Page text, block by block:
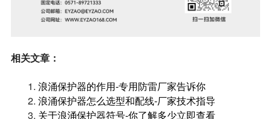
相关文章：
1. 浪涌保护器的作用-专用防雷厂家告诉你
2. 浪涌保护器怎么选型和配线-厂家技术指导
3. 关于浪涌保护器符号-你了解多少立即查看